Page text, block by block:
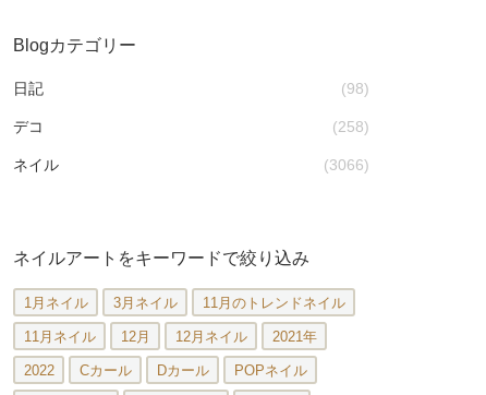
Blogカテゴリー
日記 (98)
デコ (258)
ネイル (3066)
ネイルアートをキーワードで絞り込み
1月ネイル 3月ネイル 11月のトレンドネイル
11月ネイル 12月 12月ネイル 2021年
2022 Cカール Dカール POPネイル